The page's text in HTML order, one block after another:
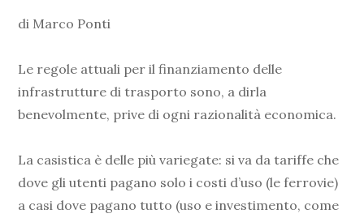
di Marco Ponti
Le regole attuali per il finanziamento delle
infrastrutture di trasporto sono, a dirla
benevolmente, prive di ogni razionalità economica.
La casistica è delle più variegate: si va da tariffe che
dove gli utenti pagano solo i costi d’uso (le ferrovie)
a casi dove pagano tutto (uso e investimento, come